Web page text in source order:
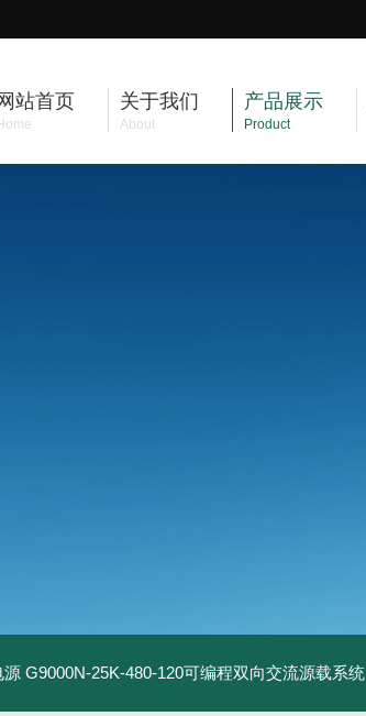
网站首页 关于我们
About
产品展示
Product
源 G9000N-25K-480-120可编程双向交流源载系统